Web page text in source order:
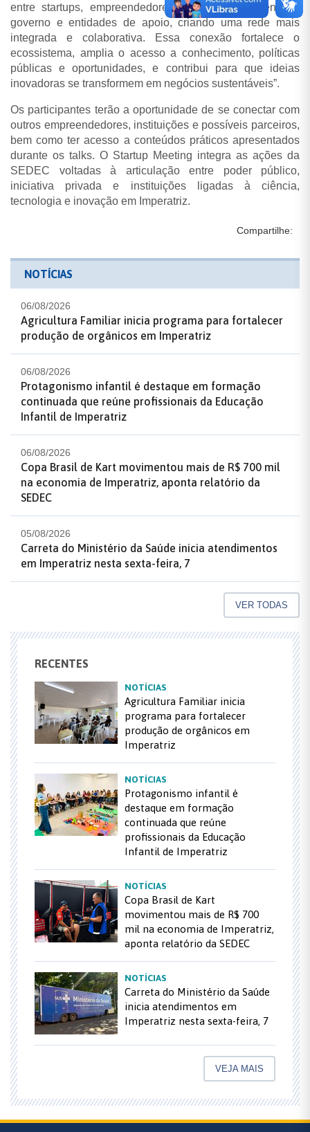
entre startups, empreendedores, instituições de ensino,
governo e entidades de apoio, criando uma rede mais
integrada e colaborativa. Essa conexão fortalece o
ecossistema, amplia o acesso a conhecimento, políticas
públicas e oportunidades, e contribui para que ideias
inovadoras se transformem em negócios sustentáveis”.
Os participantes terão a oportunidade de se conectar com
outros empreendedores, instituições e possíveis parceiros,
bem como ter acesso a conteúdos práticos apresentados
durante os talks. O Startup Meeting integra as ações da
SEDEC voltadas à articulação entre poder público,
iniciativa privada e instituições ligadas à ciência,
tecnologia e inovação em Imperatriz.
Compartilhe:
NOTÍCIAS
06/08/2026
Agricultura Familiar inicia programa para fortalecer
produção de orgânicos em Imperatriz
06/08/2026
Protagonismo infantil é destaque em formação
continuada que reúne profissionais da Educação
Infantil de Imperatriz
06/08/2026
Copa Brasil de Kart movimentou mais de R$ 700 mil
na economia de Imperatriz, aponta relatório da
SEDEC
05/08/2026
Carreta do Ministério da Saúde inicia atendimentos
em Imperatriz nesta sexta-feira, 7
VER TODAS
RECENTES
NOTÍCIAS
Agricultura Familiar inicia
programa para fortalecer
produção de orgânicos em
Imperatriz
NOTÍCIAS
Protagonismo infantil é
destaque em formação
continuada que reúne
profissionais da Educação
Infantil de Imperatriz
NOTÍCIAS
Copa Brasil de Kart
movimentou mais de R$ 700
mil na economia de Imperatriz,
aponta relatório da SEDEC
NOTÍCIAS
Carreta do Ministério da Saúde
inicia atendimentos em
Imperatriz nesta sexta-feira, 7
VEJA MAIS